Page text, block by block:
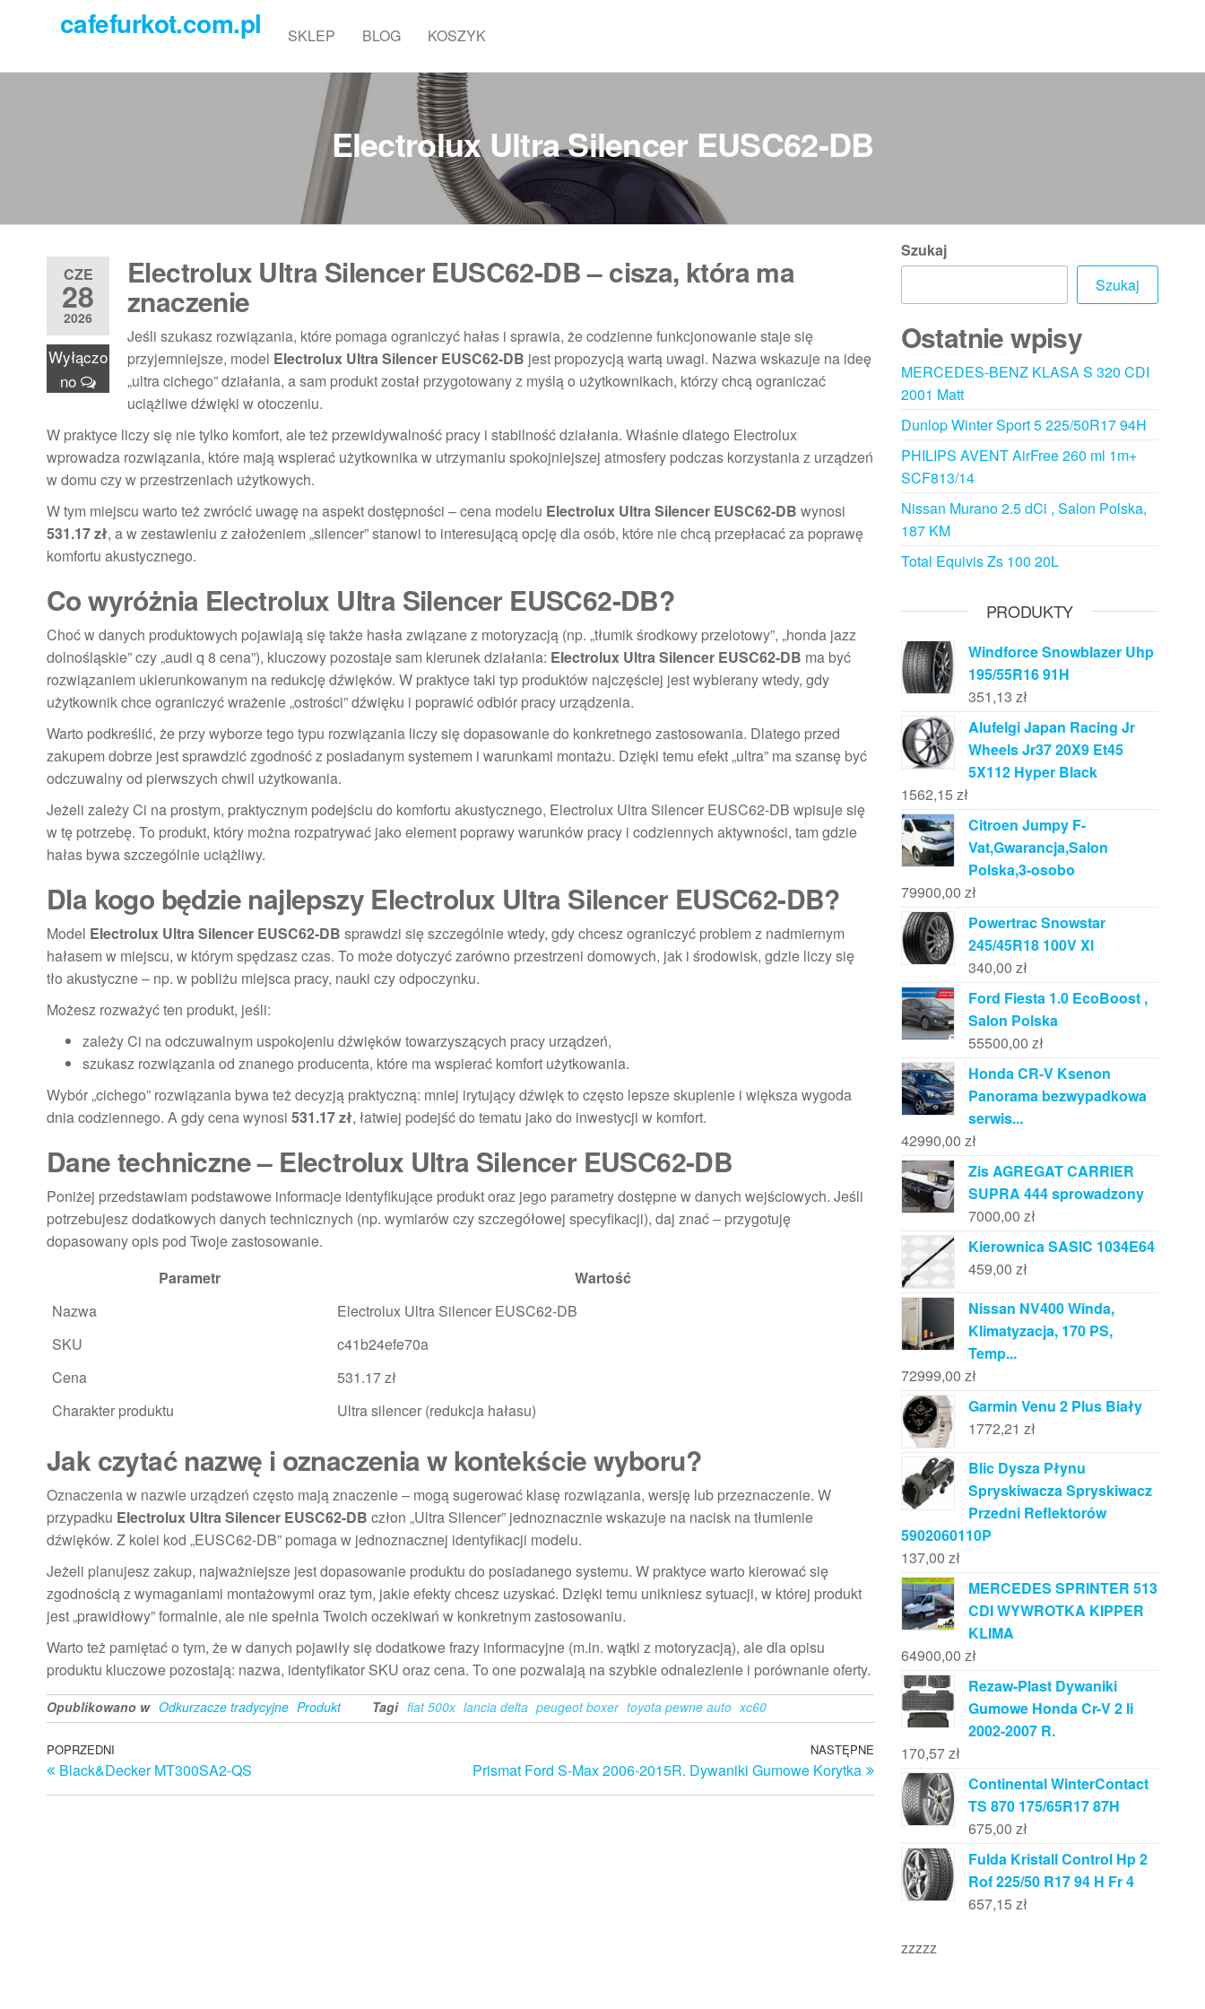
cafefurkot.com.pl SKLEP BLOG KOSZYK
Electrolux Ultra Silencer EUSC62-DB
CZE
28
2026
Wyłączo
no
Electrolux Ultra Silencer EUSC62-DB – cisza, która ma
znaczenie
Jeśli szukasz rozwiązania, które pomaga ograniczyć hałas i sprawia, że codzienne funkcjonowanie staje się
przyjemniejsze, model Electrolux Ultra Silencer EUSC62-DB jest propozycją wartą uwagi. Nazwa wskazuje na ideę
„ultra cichego” działania, a sam produkt został przygotowany z myślą o użytkownikach, którzy chcą ograniczać
uciążliwe dźwięki w otoczeniu.
W praktyce liczy się nie tylko komfort, ale też przewidywalność pracy i stabilność działania. Właśnie dlatego Electrolux
wprowadza rozwiązania, które mają wspierać użytkownika w utrzymaniu spokojniejszej atmosfery podczas korzystania z urządzeń
w domu czy w przestrzeniach użytkowych.
W tym miejscu warto też zwrócić uwagę na aspekt dostępności – cena modelu Electrolux Ultra Silencer EUSC62-DB wynosi
531.17 zł, a w zestawieniu z założeniem „silencer” stanowi to interesującą opcję dla osób, które nie chcą przepłacać za poprawę
komfortu akustycznego.
Co wyróżnia Electrolux Ultra Silencer EUSC62-DB?
Choć w danych produktowych pojawiają się także hasła związane z motoryzacją (np. „tłumik środkowy przelotowy”, „honda jazz
dolnośląskie” czy „audi q 8 cena”), kluczowy pozostaje sam kierunek działania: Electrolux Ultra Silencer EUSC62-DB ma być
rozwiązaniem ukierunkowanym na redukcję dźwięków. W praktyce taki typ produktów najczęściej jest wybierany wtedy, gdy
użytkownik chce ograniczyć wrażenie „ostrości” dźwięku i poprawić odbiór pracy urządzenia.
Warto podkreślić, że przy wyborze tego typu rozwiązania liczy się dopasowanie do konkretnego zastosowania. Dlatego przed
zakupem dobrze jest sprawdzić zgodność z posiadanym systemem i warunkami montażu. Dzięki temu efekt „ultra” ma szansę być
odczuwalny od pierwszych chwil użytkowania.
Jeżeli zależy Ci na prostym, praktycznym podejściu do komfortu akustycznego, Electrolux Ultra Silencer EUSC62-DB wpisuje się
w tę potrzebę. To produkt, który można rozpatrywać jako element poprawy warunków pracy i codziennych aktywności, tam gdzie
hałas bywa szczególnie uciążliwy.
Dla kogo będzie najlepszy Electrolux Ultra Silencer EUSC62-DB?
Model Electrolux Ultra Silencer EUSC62-DB sprawdzi się szczególnie wtedy, gdy chcesz ograniczyć problem z nadmiernym
hałasem w miejscu, w którym spędzasz czas. To może dotyczyć zarówno przestrzeni domowych, jak i środowisk, gdzie liczy się
tło akustyczne – np. w pobliżu miejsca pracy, nauki czy odpoczynku.
Możesz rozważyć ten produkt, jeśli:
zależy Ci na odczuwalnym uspokojeniu dźwięków towarzyszących pracy urządzeń,
szukasz rozwiązania od znanego producenta, które ma wspierać komfort użytkowania.
Wybór „cichego” rozwiązania bywa też decyzją praktyczną: mniej irytujący dźwięk to często lepsze skupienie i większa wygoda
dnia codziennego. A gdy cena wynosi 531.17 zł, łatwiej podejść do tematu jako do inwestycji w komfort.
Dane techniczne – Electrolux Ultra Silencer EUSC62-DB
Poniżej przedstawiam podstawowe informacje identyfikujące produkt oraz jego parametry dostępne w danych wejściowych. Jeśli
potrzebujesz dodatkowych danych technicznych (np. wymiarów czy szczegółowej specyfikacji), daj znać – przygotuję
dopasowany opis pod Twoje zastosowanie.
Parametr
Wartość
Nazwa
Electrolux Ultra Silencer EUSC62-DB
SKU
c41b24efe70a
Cena
531.17 zł
Charakter produktu
Ultra silencer (redukcja hałasu)
Jak czytać nazwę i oznaczenia w kontekście wyboru?
Oznaczenia w nazwie urządzeń często mają znaczenie – mogą sugerować klasę rozwiązania, wersję lub przeznaczenie. W
przypadku Electrolux Ultra Silencer EUSC62-DB człon „Ultra Silencer” jednoznacznie wskazuje na nacisk na tłumienie
dźwięków. Z kolei kod „EUSC62-DB” pomaga w jednoznacznej identyfikacji modelu.
Jeżeli planujesz zakup, najważniejsze jest dopasowanie produktu do posiadanego systemu. W praktyce warto kierować się
zgodnością z wymaganiami montażowymi oraz tym, jakie efekty chcesz uzyskać. Dzięki temu unikniesz sytuacji, w której produkt
jest „prawidłowy” formalnie, ale nie spełnia Twoich oczekiwań w konkretnym zastosowaniu.
Warto też pamiętać o tym, że w danych pojawiły się dodatkowe frazy informacyjne (m.in. wątki z motoryzacją), ale dla opisu
produktu kluczowe pozostają: nazwa, identyfikator SKU oraz cena. To one pozwalają na szybkie odnalezienie i porównanie oferty.
Opublikowano w Odkurzacze tradycyjne Produkt Tagi fiat 500x lancia delta peugeot boxer toyota pewne auto xc60
Nawigacja
wpisu
Poprzedni
wpis
POPRZEDNI
Black&Decker MT300SA2-QS
Następny
wpis
NASTĘPNE
Prismat Ford S-Max 2006-2015R. Dywaniki Gumowe Korytka
Szukaj
Szukaj
Ostatnie wpisy
MERCEDES-BENZ KLASA S 320 CDI
2001 Matt
Dunlop Winter Sport 5 225/50R17 94H
PHILIPS AVENT AirFree 260 ml 1m+
SCF813/14
Nissan Murano 2.5 dCi , Salon Polska,
187 KM
Total Equivis Zs 100 20L
PRODUKTY
Windforce Snowblazer Uhp
195/55R16 91H
351,13 zł
Alufelgi Japan Racing Jr
Wheels Jr37 20X9 Et45
5X112 Hyper Black
1562,15 zł
Citroen Jumpy F-
Vat,Gwarancja,Salon
Polska,3-osobo
79900,00 zł
Powertrac Snowstar
245/45R18 100V Xl
340,00 zł
Ford Fiesta 1.0 EcoBoost ,
Salon Polska
55500,00 zł
Honda CR-V Ksenon
Panorama bezwypadkowa
serwis...
42990,00 zł
Zis AGREGAT CARRIER
SUPRA 444 sprowadzony
7000,00 zł
Kierownica SASIC 1034E64
459,00 zł
Nissan NV400 Winda,
Klimatyzacja, 170 PS,
Temp...
72999,00 zł
Garmin Venu 2 Plus Biały
1772,21 zł
Blic Dysza Płynu
Spryskiwacza Spryskiwacz
Przedni Reflektorów
5902060110P
137,00 zł
MERCEDES SPRINTER 513
CDI WYWROTKA KIPPER
KLIMA
64900,00 zł
Rezaw-Plast Dywaniki
Gumowe Honda Cr-V 2 Ii
2002-2007 R.
170,57zł
Continental WinterContact
TS 870 175/65R17 87H
675,00 zł
Fulda Kristall Control Hp 2
Rof 225/50 R17 94 H Fr 4
657,15 zł
zzzzz